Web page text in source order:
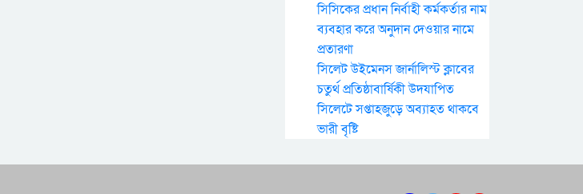
সিসিকের প্রধান নির্বাহী কর্মকর্তার নাম
ব্যবহার করে অনুদান দেওয়ার নামে
প্রতারণা
সিলেট উইমেনস জার্নালিস্ট ক্লাবের
চতুর্থ প্রতিষ্ঠাবার্ষিকী উদযাপিত
সিলেটে সপ্তাহজুড়ে অব্যাহত থাকবে
ভারী বৃষ্টি